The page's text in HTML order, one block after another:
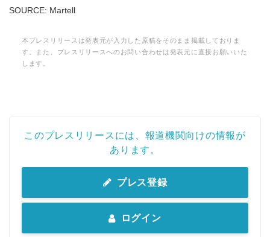
SOURCE: Martell
本プレスリリースは発表元が入力した原稿をそのまま掲載しておりま
す。また、プレスリリースへのお問い合わせは発表元に直接お願いいた
します。
このプレスリリースには、報道機関向けの情報が
あります。
プレス登録
ログイン